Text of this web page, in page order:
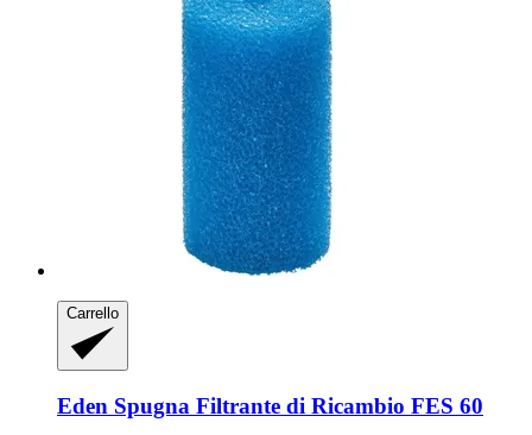
Carrello
Eden Spugna Filtrante di Ricambio FES 60